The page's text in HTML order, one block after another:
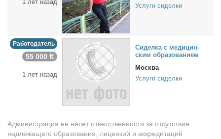
1 лет назад
Услуги сиделки
Работодатель
55 000 ₶
1 лет назад
Си­дел­ка с ме­ди­цин­
ским об­ра­зо­ва­ни­ем
Москва
Услуги сиделки
Администрация не несёт ответственности за отсутствие
надлежащего образования, лицензий и аккредитаций